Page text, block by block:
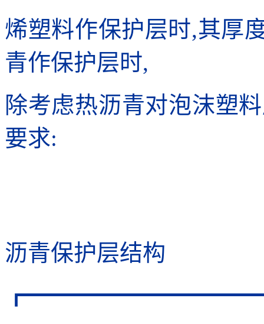
烯塑料作保护层时,其厚
青作保护层时,
除考虑热沥青对泡沫塑
要求:
沥青保护层结构